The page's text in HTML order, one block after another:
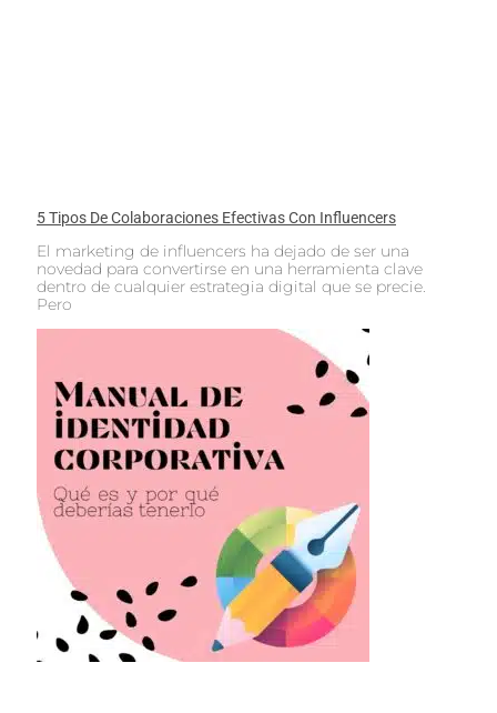
5 Tipos De Colaboraciones Efectivas Con Influencers
El marketing de influencers ha dejado de ser una
novedad para convertirse en una herramienta clave
dentro de cualquier estrategia digital que se precie.
Pero